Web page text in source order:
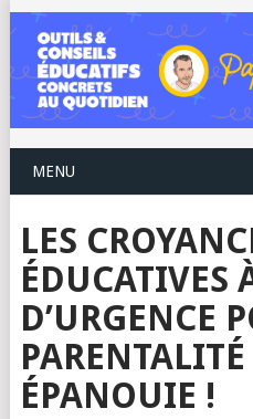
MENU
LES
ÉDUCATIVES
D’URGENCE
ÉPANOUIE !